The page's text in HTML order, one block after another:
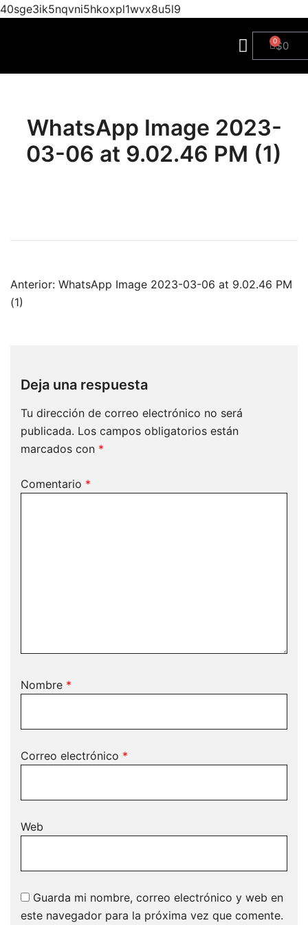
40sge3ik5nqvni5hkoxpl1wvx8u5l9
$0
WhatsApp Image 2023-
03-06 at 9.02.46 PM (1)
Anterior: WhatsApp Image 2023-03-06 at 9.02.46 PM
(1)
Deja una respuesta
Tu dirección de correo electrónico no será
publicada. Los campos obligatorios están
marcados con *
Comentario *
Nombre *
Correo electrónico *
Web
Guarda mi nombre, correo electrónico y web en
este navegador para la próxima vez que comente.